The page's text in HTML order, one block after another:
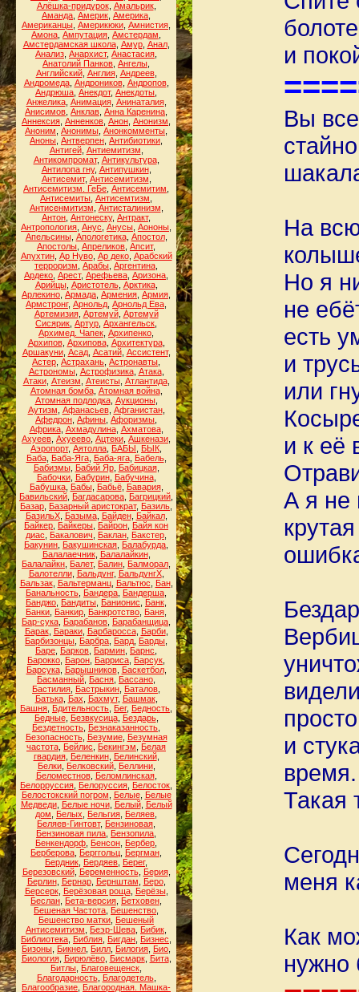
Алёшка-придурок, Амальрик,
Аманда Америк Америка
Американцы Америкюки Амнистия
Амона Ампутация Амстердам
Амстердамская школа, Амур, Анал,
Анализ Анархист, Анастасия
Анатолий Панков Ангелы
Английский, Англия, Андреев,
Андромеда, Андроников, Андропов,
Андрюша Анекдот, Анекдоты
Анжелика, Анимация, Анинаталия,
Анисимов Анклав Анна Каренина
Аннексия Анненков Анон Анонизм
Аноним Анонимы Анонкомменты
Аноны Антверпен Антибиотики
Антигей, Антиемитизм
Антикомпромат, Антикультура,
Антилопа гну, Антипушкин,
Антисемит, Антисемитизм
Антисемитизм. ГеБе Антисемитим
Антисемиты Антисемтизм
Антисенмитизм Антисталинизм
Антон Антонеску, Антракт,
Антропология Анус Анусы Аононы
Апельсины, Апологетика, Апостол,
Апостолы Апреликов Апсит,
Апухтин, Ар Нуво, Ар деко, Арабский
терроризм Арабы Аргентина
Ардеко Арест, Арефьева Аризона
Арийцы, Аристотель, Арктика,
Арлекино Армада Армения Армия
Армстронг, Арнольд Арнольд Ева
Артемизия, Артемуй, Артемуй
Сисярик Артур Архангельск
Архимед. Чапек Архипенко
Архипов, Архипова, Архитектура,
Аршакуни, Асад, Асатий, Ассистент,
Астер Астрахань Астронавты
Астрономы, Астрофизика, Атака,
Атаки, Атеизм Атеисты, Атлантида,
Атомная бомба, Атомная война,
Атомная подлодка, Аукционы,
Аутизм Афанасьев, Афганистан,
Афедрон Афины Афоризмы
Африка, Ахмадулина, Ахматова,
Ахуеев Ахуеево Ацтеки Ашкенази
Аэропорт, Аятолла БАБЫ БЫК
Баба, Баба-Яга, Баба-яга, Бабель,
Бабизмы, Бабий Яр, Бабицкая,
Бабочки, Бабурин, Бабучина,
Бабушка, Бабы, Бабьё, Бавария,
Бавильский Багдасарова Багрицкий
Базар Базарный аристократ, Базиль
БазильХ, Базыма, Байден, Байкал,
Байкер Байкеры Байрон Байя кон
диас
Бакалович Баклан Бакстер
Бакунин Бакушинская Балабурда
Балалаечник, Балалайкин,
Балалайкн Балет, Балин Балморал
Балотелли, Бальдунг, БальдунгХ,
Бальзак, Бальтерманц, Бальтюс Бан,
Банальность Бандера Бандерша
Банджо Бандиты Банионис Банк
Банки Банкир Банкротство Баня
Бар-сука Барабанов Барабанщица
Барак, Бараки, Барбаросса, Барби,
Барбизонцы Барбра Бард Барды
Баре Барков Бармин Барнс
Барокко Барон Барриса Барсук
Барсука, Барышников, Баскетбол,
Басманный Басня Бассано
Бастилия Бастрыкин Баталов
Батька, Бах Бахмут, Башмак,
Башня Бдительность Бег, Бедность
Бедные, Безвкусица, Бездарь,
Бездетность Безнаказанность
Безопасность, Безумие, Безумная
частота Бейлис Бекингэм
Белая
гвардия, Беленкин, Белинский,
Белки, Белковский, Беллини,
Беломестнов, Беломлинская,
Белорруссия Белоруссия Белосток
Белостокский погром
Белые, Белые
Медведи, Белые ночи, Белый, Белый
дом
Белых Бельгия Беляев
Беляев-Гинтовт, Бензиновая
Бензиновая пила Бензопила
Бенкендорф Бенсон Бербер
Берберова Берггольц Бергман
Бердник Бердяев Берег,
Березовский, Беременность, Берия,
Берлин, Бернар, Бернштам Беро,
Берсерк, Берёзовая роща, Берёзы,
Беслан Бета-версия Бетховен
Бешеная Частота Бешенство
Бешенство матки Бешеный
Антисемитизм
Беэр-Шева Бибик
Библиотека Библия Бигдан Бизнес
Бизоны Бикнел Билл Билогия Био
Биология, Бирюлёво, Бисмарк, Бита,
Битлы Благовещенск
Благодарность, Благодетель,
Благообразие Благородная. Машка-
и
Вы
На
Но я
не
есть
и
или
и к её
А я не
и
Такая
меня
Как
нужно